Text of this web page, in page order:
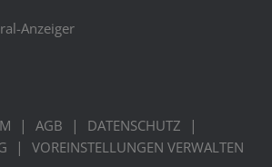
Anzeiger
| AGB | DATENSCHUTZ |
| VOREINSTELLUNGEN VERWALTEN